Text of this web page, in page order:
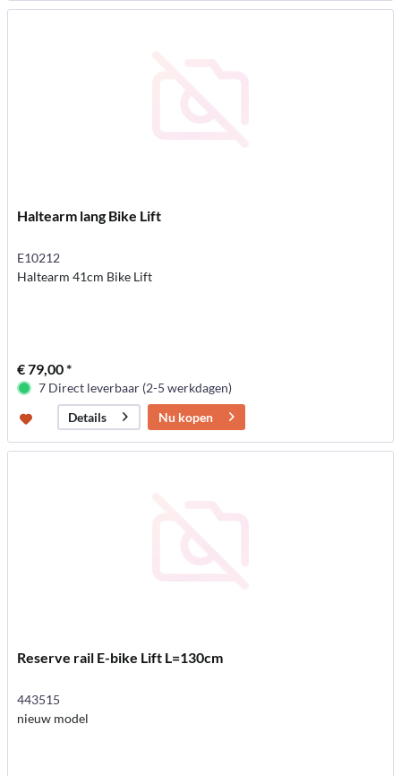
Haltearm lang Bike Lift
E10212
Haltearm 41cm Bike Lift
€ 79,00 *
7 Direct leverbaar (2-5 werkdagen)
Details
Nu kopen
Reserve rail E-bike Lift L=130cm
443515
nieuw model